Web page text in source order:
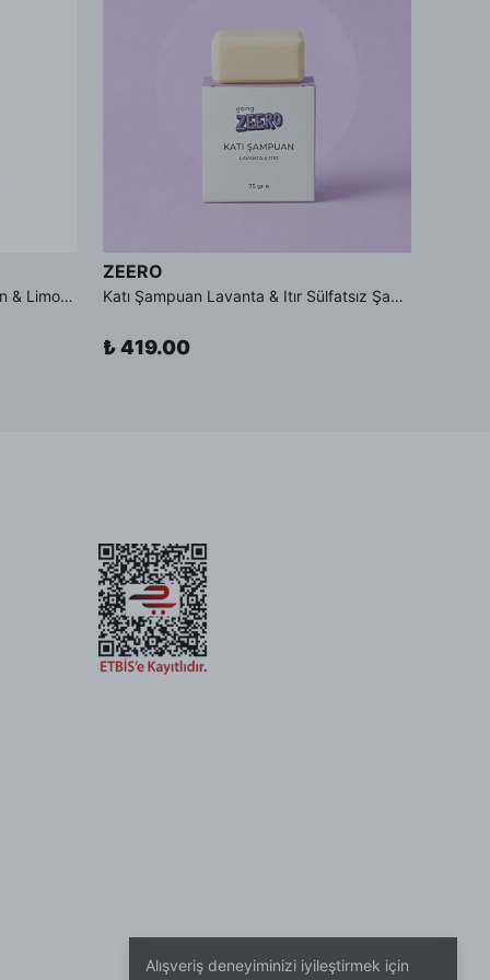
Alışveriş deneyiminizi iyileştirmek için
Diş Macunu Tableti - Aktif Karbon & Limon - Florürsüz Diş Macunu
ZEERO
Katı Şampuan Lavanta & Itır Sülfatsız Şampuan
₺ 419.00